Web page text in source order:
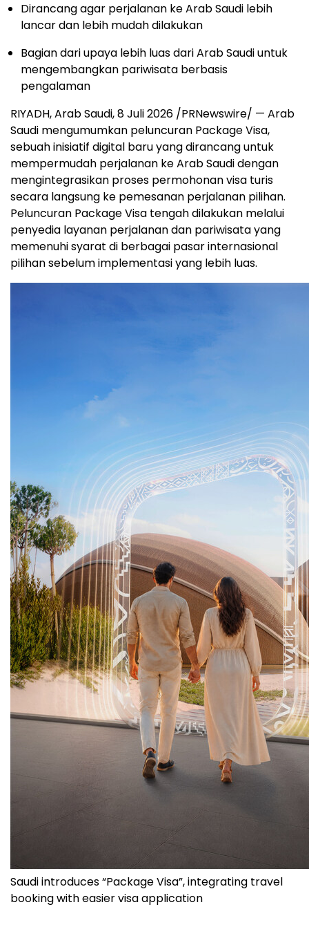
Dirancang agar perjalanan ke Arab Saudi lebih
lancar dan lebih mudah dilakukan
Bagian dari upaya lebih luas dari Arab Saudi untuk
mengembangkan pariwisata berbasis
pengalaman
RIYADH, Arab Saudi,8 Juli 2026 /PRNewswire/ — Arab
Saudi mengumumkan peluncuran Package Visa,
sebuah inisiatif digital baru yang dirancang untuk
mempermudah perjalanan ke Arab Saudi dengan
mengintegrasikan proses permohonan visa turis
secara langsung ke pemesanan perjalanan pilihan.
Peluncuran Package Visa tengah dilakukan melalui
penyedia layanan perjalanan dan pariwisata yang
memenuhi syarat di berbagai pasar internasional
pilihan sebelum implementasi yang lebih luas.
Saudi introduces “Package Visa”, integrating travel
booking with easier visa application